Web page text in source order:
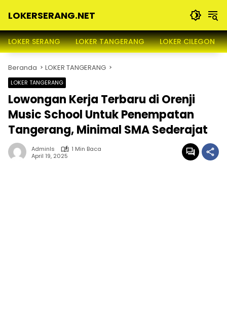
LOKERSERANG.NET
Lowongan
Kerja
dan
Sekitarnya
LOKER SERANG LOKER TANGERANG LOKER CILEGON
Beranda LOKER TANGERANG
LOKER TANGERANG
Lowongan Kerja Terbaru di Orenji
Music School Untuk Penempatan
Tangerang, Minimal SMA Sederajat
Adminls
1 Min Baca
April 19, 2025